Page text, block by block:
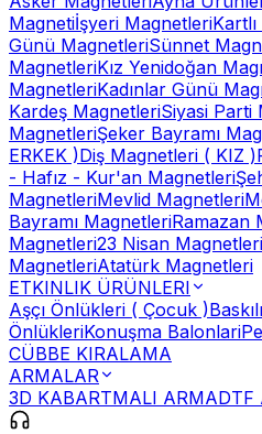
Magnetiİşyeri Magnetleri
Günü MagnetleriSünnet
MagnetleriKız Yenidoğan
MagnetleriKadınlar Günü
Kardeş MagnetleriSiyasi Parti
MagnetleriŞeker Bayramı
ERKEK )Diş Magnetleri ( KIZ )
- Hafız - Kur'an Magnetleri
MagnetleriMevlid Magnetleri
Bayramı MagnetleriRamazan
Magnetleri23 Nisan Magnetleri
MagnetleriAtatürk Magnetleri
ETKINLIK ÜRÜNLERI
Aşçı Önlükleri ( Çocuk )
ÖnlükleriKonuşma Balonlari
CÜBBE KIRALAMA
ARMALAR
3D KABARTMALI ARMADTF